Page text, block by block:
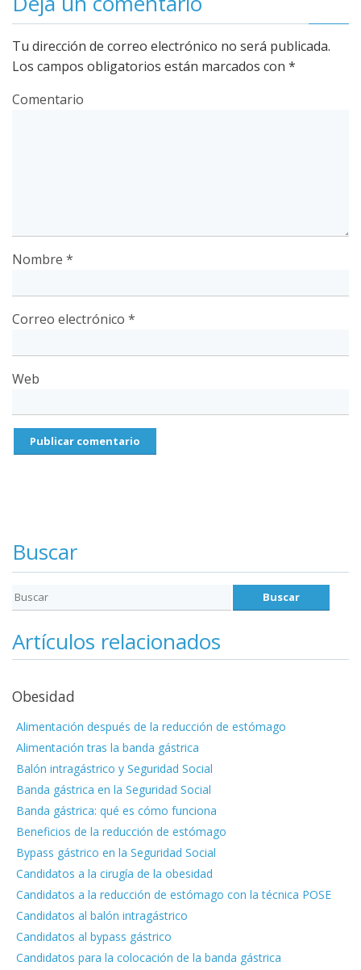
Tu dirección de correo electrónico no será publicada.
Los campos obligatorios están marcados con *
Comentario
Nombre *
Correo electrónico *
Web
Buscar
Artículos relacionados
Obesidad
Alimentación después de la reducción de estómago
Alimentación tras la banda gástrica
Balón intragástrico y Seguridad Social
Banda gástrica en la Seguridad Social
Banda gástrica: qué es cómo funciona
Beneficios de la reducción de estómago
Bypass gástrico en la Seguridad Social
Candidatos a la cirugía de la obesidad
Candidatos a la reducción de estómago con la técnica POSE
Candidatos al balón intragástrico
Candidatos al bypass gástrico
Candidatos para la colocación de la banda gástrica